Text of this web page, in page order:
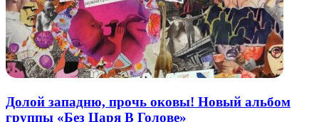
Долой западню, прочь оковы! Новый альбом
группы «Без Царя В Голове»